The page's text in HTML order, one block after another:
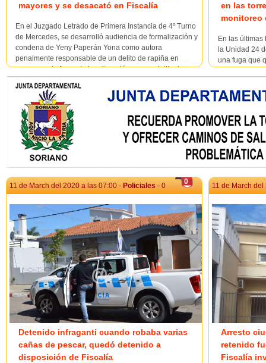
mayores y se desacató en Fiscalía
En el Juzgado Letrado de Primera Instancia de 4º Turno
de Mercedes, se desarrolló audiencia de formalización y
condena de Yeny Paperán Yona como autora
penalmente responsable de un delito de rapiña en
concurrencia fuera de la reiteración con un delito de
lesiones personales, un delito de desacato especialm...
en las
monitoreo
En las
la Unidad 24
una fuga que
que ...
0
11 de March del 2020 a las 07:00 - Policiales - 0
Detenido infraganti cuando robaba varias
cañas de pescar, quedó detenido a
disposición de Fiscalía
11 de March
Arresto
retenido
Fiscalía